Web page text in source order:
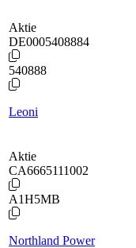
Aktie
DE0005408884
540888
Leoni
Aktie
CA6665111002
A1H5MB
Northland Power